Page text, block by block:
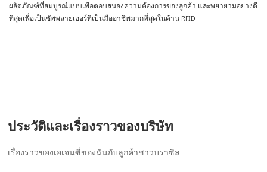
ผลิตภัณฑ์ที่สมบูรณ์แบบเพื่อตอบสนองความต้องการของลูกค้า และพยายามอย่างดี
ที่สุดเพื่อเป็นซัพพลายเออร์ที่เป็นมืออาชีพมากที่สุดในด้าน RFID
ประวัติและเรื่องราวของบริษัท
เรื่องราวของเอเจนซี่ของฉันกับลูกค้าชาวบราซิล